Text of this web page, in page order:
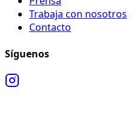
Trabaja con nosotros
Contacto
Síguenos